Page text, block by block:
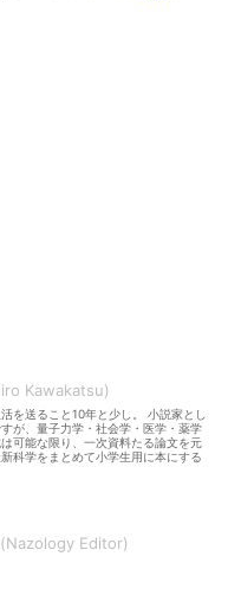
Kawakatsu
を送ること10年と少し。 小説家とし
が、量子力学・社会学・医学・薬学
可能な限り、一次資料たる論文を元
科学をまとめて小学生用に本にする
Nazology Editor